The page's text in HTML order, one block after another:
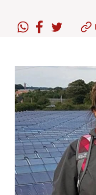
Estudiantes
Alumni
English